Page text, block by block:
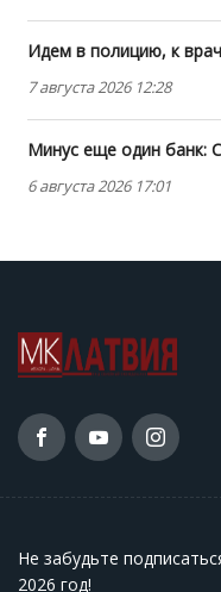
Идем в полицию, к
7 августа 2026 12:28
Минус еще один банк:
6 августа 2026 17:01
Не забудьте
2026 год!